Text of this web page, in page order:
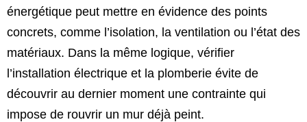
énergétique peut mettre en évidence des points
concrets, comme l’isolation, la ventilation ou l’état des
matériaux. Dans la même logique, vérifier
l’installation électrique et la plomberie évite de
découvrir au dernier moment une contrainte qui
impose de rouvrir un mur déjà peint.